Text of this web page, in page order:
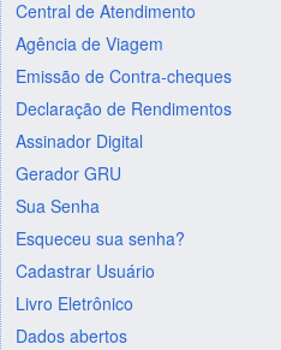
Central de Atendimento
Agência de Viagem
Emissão de Contra-cheques
Declaração de Rendimentos
Assinador Digital
Gerador GRU
Sua Senha
Esqueceu sua senha?
Cadastrar Usuário
Livro Eletrônico
Dados abertos